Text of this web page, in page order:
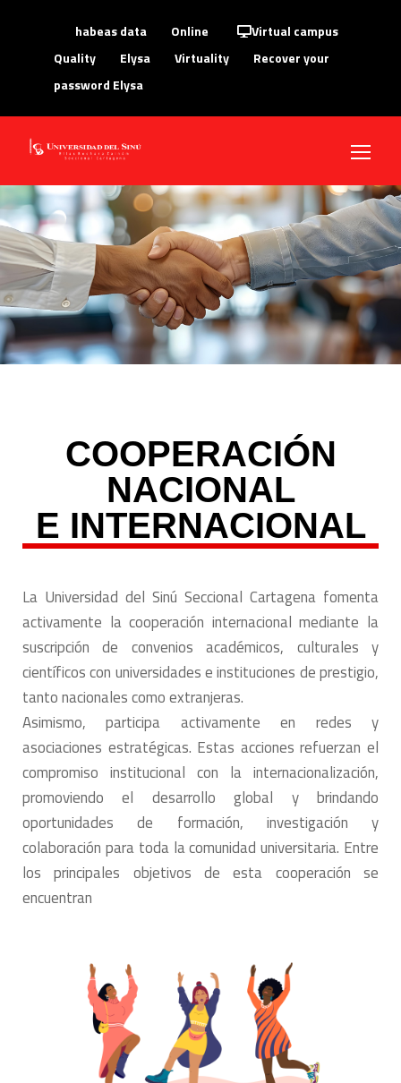
Virtual campus
habeas data
Online
Quality
Elysa Virtuality
Recover your
password Elysa
COOPERACIÓN
NACIONAL
E INTERNACIONAL
La Universidad del Sinú Seccional Cartagena fomenta
activamente la cooperación internacional mediante la
suscripción de convenios académicos, culturales y
científicos con universidades e instituciones de prestigio,
tanto nacionales como extranjeras.
Asimismo, participa activamente en redes y
asociaciones estratégicas. Estas acciones refuerzan el
compromiso institucional con la internacionalización,
promoviendo el desarrollo global y brindando
oportunidades de formación, investigación y
colaboración para toda la comunidad universitaria. Entre
los principales objetivos de esta cooperación se
encuentran